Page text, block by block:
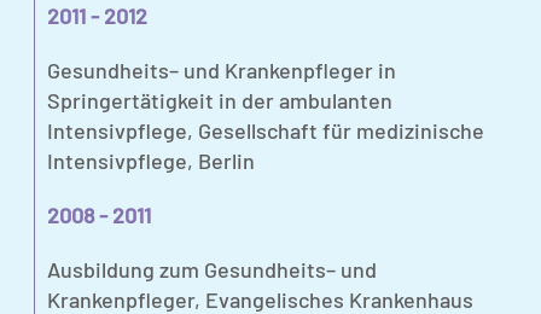
2011 - 2012
Gesundheits– und Krankenpfleger in
Springertätigkeit in der ambulanten
Intensivpflege, Gesellschaft für medizinische
Intensivpflege, Berlin
2008 - 2011
Ausbildung zum Gesundheits– und
Krankenpfleger, Evangelisches Krankenhaus